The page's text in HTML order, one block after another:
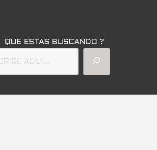
QUE ESTAS BUSCANDO ?